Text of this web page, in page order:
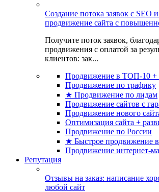
Создание потока заявок с SEO
продвижение сайта с
Получите поток заявок,
продвижения с оплатой за
клиентов: зак...
Продвижение в ТОП-10 +
Продвижение по трафику
★ Продвижение по лидам
Продвижение сайтов с
Продвижение нового
Оптимизация сайта +
Продвижение по России
★ Быстрое продвижение в
Продвижение интернет-
Репутация
Отзывы на заказ: написание
любой сайт